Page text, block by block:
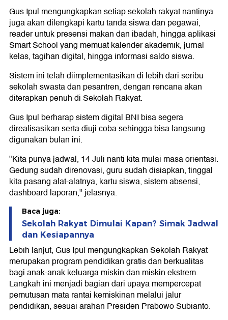
Gus Ipul mengungkapkan setiap sekolah rakyat nantinya
juga akan dilengkapi kartu tanda siswa dan pegawai,
reader untuk presensi makan dan ibadah, hingga aplikasi
Smart School yang memuat kalender akademik, jurnal
kelas, tagihan digital, hingga informasi saldo siswa.
Sistem ini telah diimplementasikan di lebih dari seribu
sekolah swasta dan pesantren, dengan rencana akan
diterapkan penuh di Sekolah Rakyat.
Gus Ipul berharap sistem digital BNI bisa segera
direalisasikan serta diuji coba sehingga bisa langsung
digunakan bulan ini.
"Kita punya jadwal, 14 Juli nanti kita mulai masa orientasi.
Gedung sudah direnovasi, guru sudah disiapkan, tinggal
kita pasang alat-alatnya, kartu siswa, sistem absensi,
dashboard laporan," jelasnya.
Baca juga:
Sekolah Rakyat Dimulai Kapan? Simak Jadwal
dan Kesiapannya
Lebih lanjut, Gus Ipul mengungkapkan Sekolah Rakyat
merupakan program pendidikan gratis dan berkualitas
bagi anak-anak keluarga miskin dan miskin ekstrem.
Langkah ini menjadi bagian dari upaya mempercepat
pemutusan mata rantai kemiskinan melalui jalur
pendidikan, sesuai arahan Presiden Prabowo Subianto.